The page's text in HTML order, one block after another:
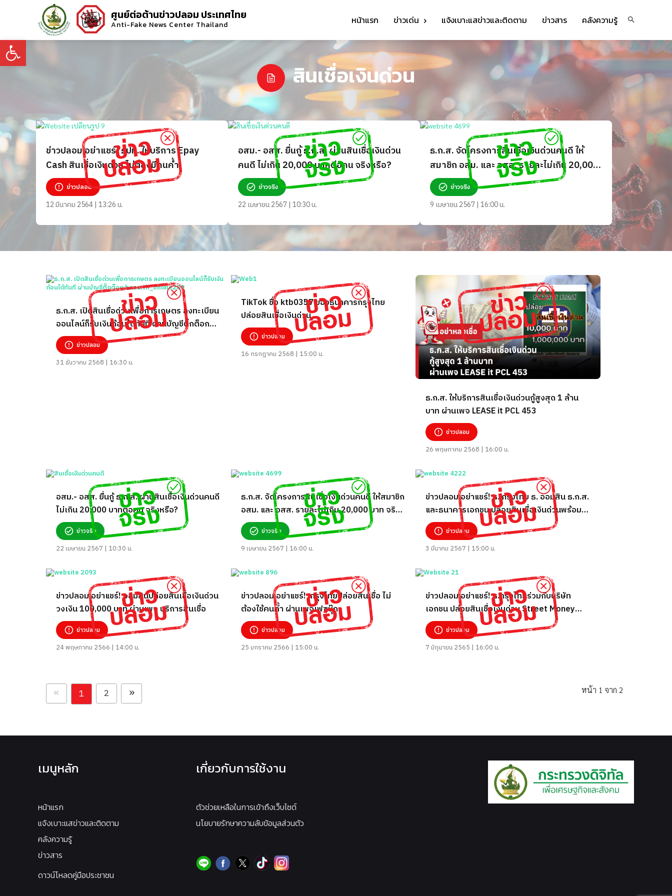
Open toolbar
ศูนย์ต่อต้านข่าวปลอม ประเทศไทย
Anti-Fake News Center Thailand หน้าแรก ข่าวเด่น แจ้งเบาะแสข่าวและติดตาม ข่าวสาร คลังความรู้
สินเชื่อเงินด่วน
ข่าวปลอม อย่าแชร์! ธปท. ให้บริการ Epay
Cash สินเชื่อเงินด่วน ไม่ต้องมีคนค้ำ
ข่าวปลอม
12 มีนาคม 2564 | 13:26 น.
อสม.- อสส. ยื่นกู้ ธ.ก.ส. ผ่านสินเชื่อเงินด่วน
คนดี ไม่เกิน 20,000 บาทต่อคน จริงหรือ?
ข่าวจริง
22 เมษายน 2567 | 10:30 น.
ธ.ก.ส. จัดโครงการสินเชื่อเงินด่วนคนดี ให้
สมาชิก อสม. และ อสส. รายละไม่เกิน 20,000
บาท จริงหรือ?
ข่าวจริง
9 เมษายน 2567 | 16:00 น.
ธ.ก.ส. เปิดสินเชื่อด่วนเพื่อการเกษตร ลงทะเบียน
ออนไลน์ก็รับเงินก้อนได้ทันที ผ่านบัญชีติ๊กต็อก
baac.th_online289
ข่าวปลอม
31 ธันวาคม 2568 | 16:30 น.
TikTok ชื่อ ktb0357 ของธนาคารกรุงไทย
ปล่อยสินเชื่อเงินด่วน
ข่าวปลอม
16 กรกฎาคม 2568 | 15:00 น.
ธ.ก.ส. ให้บริการสินเชื่อเงินด่วนกู้สูงสุด 1 ล้าน
บาท ผ่านเพจ LEASE it PCL 453
ข่าวปลอม
26 พฤษภาคม 2568 | 16:00 น.
อสม.- อสส. ยื่นกู้ ธ.ก.ส. ผ่านสินเชื่อเงินด่วนคนดี
ไม่เกิน 20,000 บาทต่อคน จริงหรือ?
ข่าวจริง
22 เมษายน 2567 | 10:30 น.
ธ.ก.ส. จัดโครงการสินเชื่อเงินด่วนคนดี ให้สมาชิก
อสม. และ อสส. รายละไม่เกิน 20,000 บาท จริง
หรือ?
ข่าวจริง
9 เมษายน 2567 | 16:00 น.
ข่าวปลอม อย่าแชร์! ธ. กรุงไทย ธ. ออมสิน ธ.ก.ส.
และธนาคารเอกชน ปล่อยสินเชื่อเงินด่วนพร้อมใช้
วงเงิน 5,000-100,000 บาท
ข่าวปลอม
3 มีนาคม 2567 | 15:00 น.
ข่าวปลอม อย่าแชร์! ออมสินปล่อยสินเชื่อเงินด่วน
วงเงิน 100,000 บาท ผ่านเพจ บริการสินเชื่อ
ข่าวปลอม
24 พฤษภาคม 2566 | 14:00 น.
ข่าวปลอม อย่าแชร์! กรุงไทยปล่อยสินเชื่อ ไม่
ต้องใช้คนค้ำ ผ่านเพจเฟซบุ๊ก
ข่าวปลอม
25 มกราคม 2566 | 15:00 น.
ข่าวปลอม อย่าแชร์! ธ.กรุงไทยร่วมกับบริษัท
เอกชน ปล่อยสินเชื่อเงินด่วน Street Money
วงเงิน 5,000 - 300,000 บาท ผ่านไลน์
@387bawah
ข่าวปลอม
7 มิถุนายน 2565 | 16:00 น.
« 1 2 » หน้า 1 จาก 2
เมนูหลัก
หน้าแรก
แจ้งเบาะแสข่าวและติดตาม
คลังความรู้
ข่าวสาร
ดาวน์โหลดคู่มือประชาชน
เกี่ยวกับการใช้งาน
ตัวช่วยเหลือในการเข้าถึงเว็บไซต์
นโยบายรักษาความลับข้อมูลส่วนตัว